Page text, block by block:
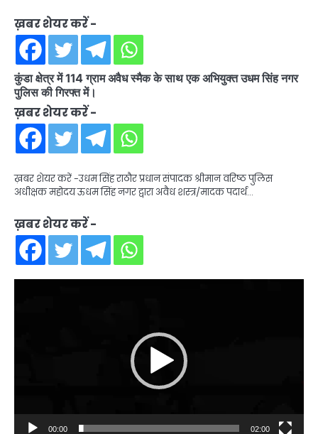
ख़बर शेयर करें -
कुंडा क्षेत्र में 114 ग्राम अवैध स्मैक के साथ एक अभियुक्त उधम सिंह नगर
पुलिस की गिरफ्त में।
ख़बर शेयर करें -
ख़बर शेयर करें -उधम सिंह राठौर प्रधान संपादक श्रीमान वरिष्ठ पुलिस
अधीक्षक महोदय ऊधम सिंह नगर द्वारा अवैध शस्त्र/मादक पदार्थ…
ख़बर शेयर करें -
00:00 02:00